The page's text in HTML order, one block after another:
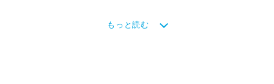
もっと読む